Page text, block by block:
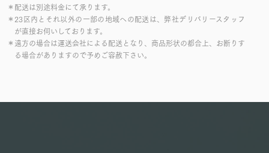
＊配送は別途料金にて承ります。
＊23区内とそれ以外の一部の地域への配送は、弊社デリバリースタッフ
が直接お伺いしております。
＊遠方の場合は運送会社による配送となり、商品形状の都合上、お断りす
る場合がありますので予めご容赦下さい。